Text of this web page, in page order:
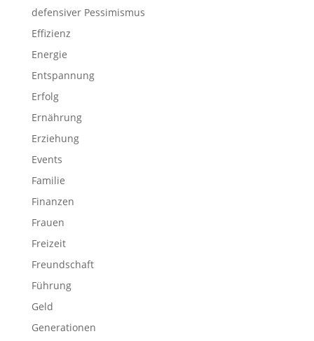
defensiver Pessimismus
Effizienz
Energie
Entspannung
Erfolg
Ernährung
Erziehung
Events
Familie
Finanzen
Frauen
Freizeit
Freundschaft
Führung
Geld
Generationen